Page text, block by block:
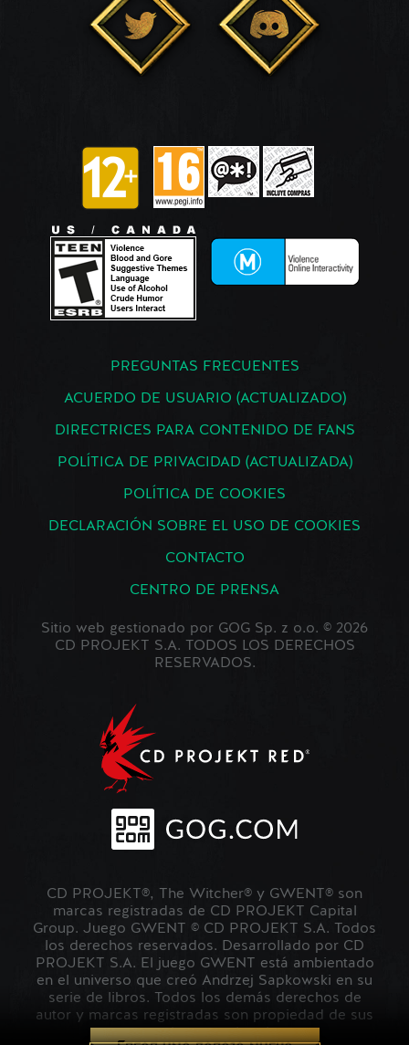
PREGUNTAS FRECUENTES
ACUERDO DE USUARIO (ACTUALIZADO)
DIRECTRICES PARA CONTENIDO DE FANS
POLÍTICA DE PRIVACIDAD (ACTUALIZADA)
POLÍTICA DE COOKIES
DECLARACIÓN SOBRE EL USO DE COOKIES
CONTACTO
CENTRO DE PRENSA
Sitio web gestionado por GOG Sp. z o.o. © 2026
CD PROJEKT S.A. TODOS LOS DERECHOS
RESERVADOS.
CD PROJEKT®, The Witcher® y GWENT® son
marcas registradas de CD PROJEKT Capital
Group. Juego GWENT © CD PROJEKT S.A. Todos
los derechos reservados. Desarrollado por CD
PROJEKT S.A. El juego GWENT está ambientado
en el universo que creó Andrzej Sapkowski en su
serie de libros. Todos los demás derechos de
autor y marcas registradas son propiedad de sus
respectivos propietarios.